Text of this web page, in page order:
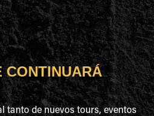
CONTINUARÁ
tanto de nuevos tours, eventos